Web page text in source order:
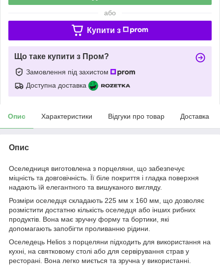
або
Купити з
Що таке купити з Пром?
Замовлення під захистом
Доступна доставка
Опис Характеристики Відгуки про товар Доставка
Опис
Оселедниця виготовлена з порцеляни, що забезпечує
міцність та довговічність. Її біле покриття і гладка поверхня
надають їй елегантного та вишуканого вигляду.
Розміри оселедця складають 225 мм х 160 мм, що дозволяє
розмістити достатню кількість оселедця або інших рибних
продуктів. Вона має зручну форму та бортики, які
допомагають запобігти проливанню рідини.
Оселедець Helios з порцеляни підходить для використання на
кухні, на святковому столі або для сервірування страв у
ресторані. Вона легко миється та зручна у використанні.